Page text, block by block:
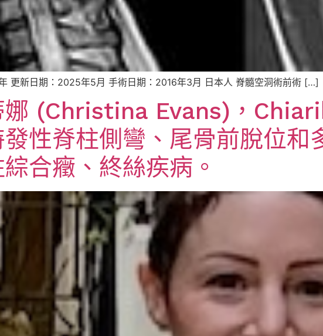
更新日期：2025年5月 手術日期：2016年3月 日本人 脊髓空洞術前術 […]
娜 (Christina Evans)，
性脊柱側彎、尾骨前脫位和
合癥、終絲疾病。